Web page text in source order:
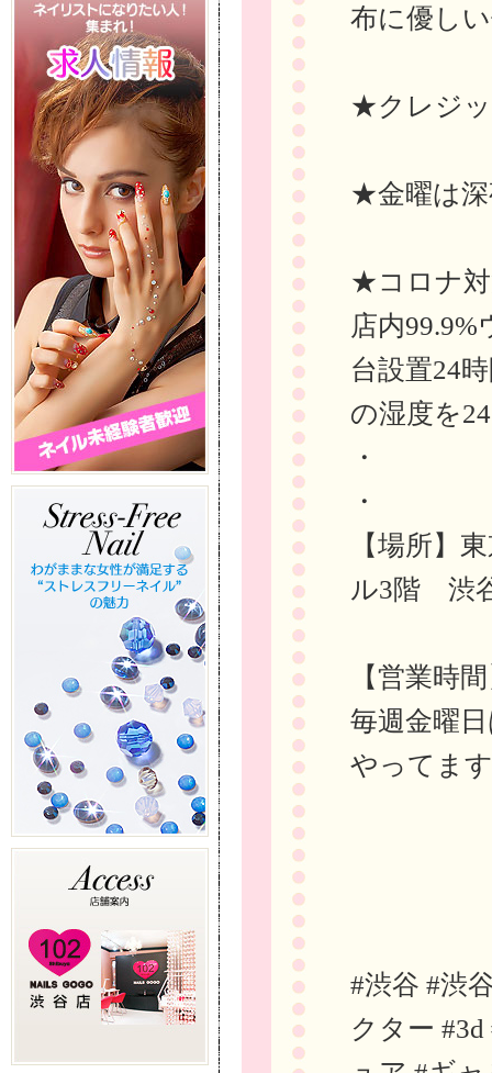
布に優し
★クレジ
★金曜は深
★コロナ
店内
台設置24
の湿度を
・
・
【場所】
ル3階 渋
【営業時
毎週金曜
やってま
#渋谷 #渋
クター